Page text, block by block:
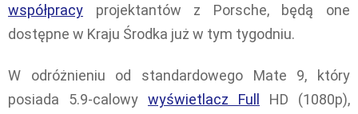
współpracy projektantów z Porsche, będą one
dostępne w Kraju Środka już w tym tygodniu.
W odróżnieniu od standardowego Mate 9, który
posiada 5.9-calowy wyświetlacz Full
HD (1080p),